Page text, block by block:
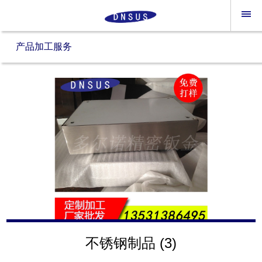
产品加工服务
不锈钢制品 (3)